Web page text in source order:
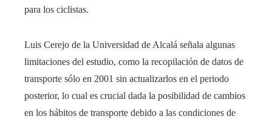
para los ciclistas.
Luis Cerejo de la Universidad de Alcalá señala algunas
limitaciones del estudio, como la recopilación de datos de
transporte sólo en 2001 sin actualizarlos en el periodo
posterior, lo cual es crucial dada la posibilidad de cambios
en los hábitos de transporte debido a las condiciones de